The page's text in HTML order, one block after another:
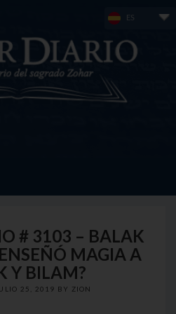
ES
# 3103 – BALAK
MAGIA A
Y BILAM?
25, 2019 BY ZION